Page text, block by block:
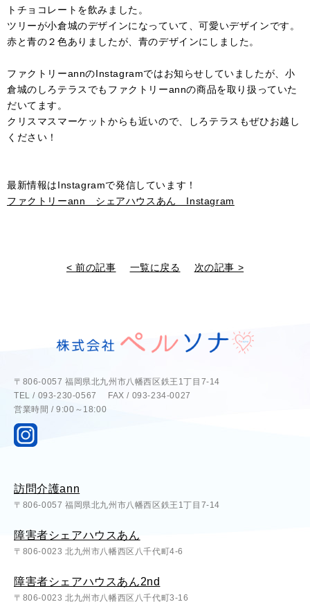
トチョコレートを飲みました。
ツリーが小倉城のデザインになっていて、可愛いデザインです。
赤と青の２色ありましたが、青のデザインにしました。
ファクトリーannのInstagramではお知らせしていましたが、小
倉城のしろテラスでもファクトリーannの商品を取り扱っていた
だいてます。
クリスマスマーケットからも近いので、しろテラスもぜひお越し
ください！
最新情報はInstagramで発信しています！
ファクトリーann シェアハウスあん Instagram
< 前の記事 一覧に戻る 次の記事 >
〒806-0057 福岡県北九州市八幡西区鉄王1丁目7-14
TEL / 093-230-0567 FAX / 093-234-0027
営業時間 / 9:00～18:00
訪問介護ann
〒806-0057 福岡県北九州市八幡西区鉄王1丁目7-14
障害者シェアハウスあん
〒806-0023 北九州市八幡西区八千代町4-6
障害者シェアハウスあん2nd
〒806-0023 北九州市八幡西区八千代町3-16